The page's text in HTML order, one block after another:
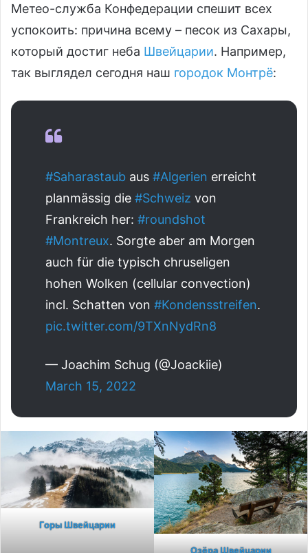
Метео-служба Конфедерации спешит всех
успокоить: причина всему – песок из Сахары,
который достиг неба Швейцарии. Например,
так выглядел сегодня наш городок Монтрё:
#Saharastaub aus #Algerien erreicht
planmässig die #Schweiz von
Frankreich her: #roundshot
#Montreux. Sorgte aber am Morgen
auch für die typisch chruseligen
hohen Wolken (cellular convection)
incl. Schatten von #Kondensstreifen.
pic.twitter.com/9TXnNydRn8
— Joachim Schug (@Joackiie)
March 15, 2022
Горы Швейцарии
Озёра Швейцарии